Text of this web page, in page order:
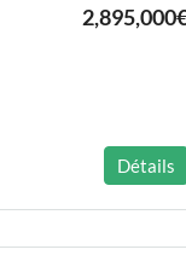
Détails